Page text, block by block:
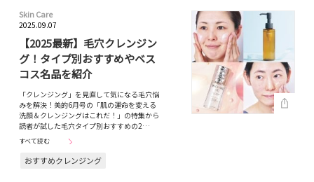
Skin Care
2025.09.07
【2025最新】毛穴クレンジン
グ！タイプ別おすすめやベス
コス名品を紹介
「クレンジング」を見直して気になる毛穴悩
みを解決！美的6月号の「肌の運命を変える
洗顔＆クレンジングはこれだ！」の特集から
読者が試した毛穴タイプ別おすすめの2…
すべて読む
おすすめクレンジング